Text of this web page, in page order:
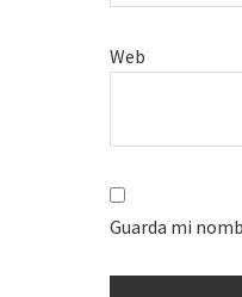
Web
Guarda mi